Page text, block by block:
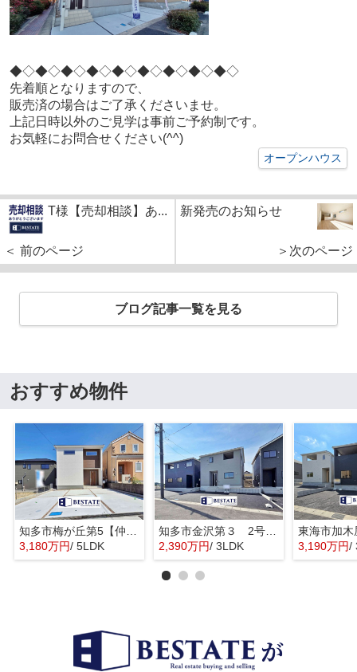
◆◇◆◇◆◇◆◇◆◇◆◇◆◇◆◇◆◇
先着順となりますので、
販売済の場合はご了承くださいませ。
上記日時以外のご見学は事前ご予約制です。
お気軽にお問合せください(^^)
オープンハウス
T様【売却相談】あ...
＜ 前のページ
新発売のお知らせ
＞次のページ
ブログ記事一覧を見る
おすすめ物件
3,180万円/ 5LDK
知多市金沢第３ 2号棟【仲介手数料0円】
2,390万円/ 3LDK 3,190万円/